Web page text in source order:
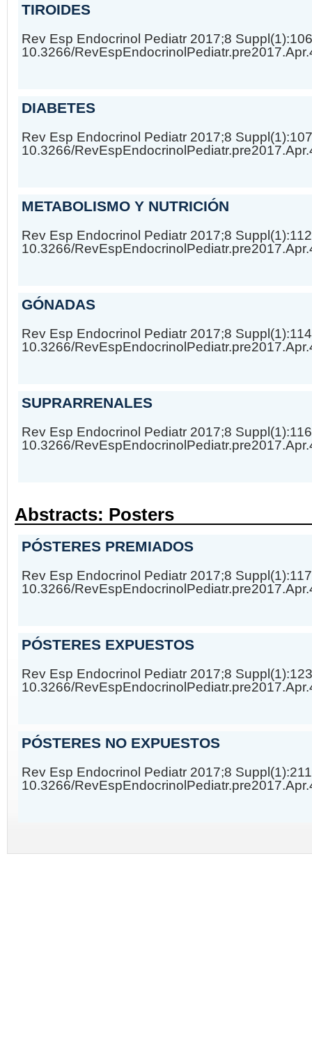
TIROIDES
Rev Esp Endocrinol Pediatr 2017;8
10.3266/
DIABETES
Rev Esp Endocrinol Pediatr 2017;8
10.3266/
METABOLISMO Y NUTRICIÓN
Rev Esp Endocrinol Pediatr 2017;8
10.3266/
GÓNADAS
Rev Esp Endocrinol Pediatr 2017;8
10.3266/
SUPRARRENALES
Rev Esp Endocrinol Pediatr 2017;8
10.3266/
Abstracts: Posters
PÓSTERES PREMIADOS
Rev Esp Endocrinol Pediatr 2017;8
10.3266/
PÓSTERES EXPUESTOS
Rev Esp Endocrinol Pediatr 2017;8
10.3266/
PÓSTERES NO EXPUESTOS
Rev Esp Endocrinol Pediatr 2017;8
10.3266/